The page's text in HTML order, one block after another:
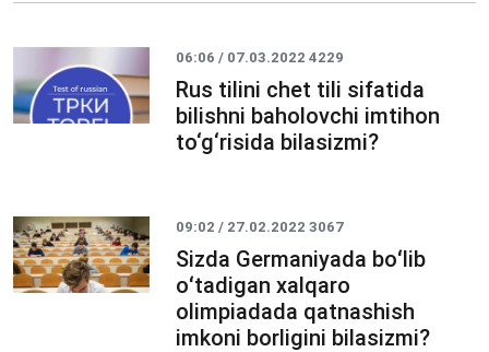
06:06 / 07.03.20224229
Rus tilini chet tili sifatida
bilishni baholovchi imtihon
to‘g‘risida bilasizmi?
09:02 / 27.02.20223067
Sizda Germaniyada boʻlib
oʻtadigan xalqaro
olimpiadada qatnashish
imkoni borligini bilasizmi?